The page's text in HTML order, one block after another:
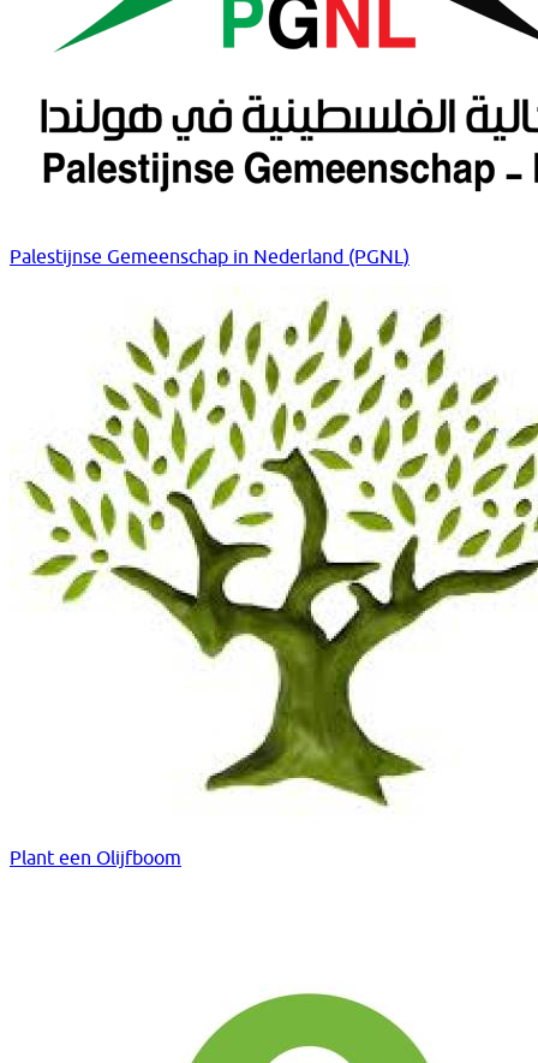
Palestijnse Gemeenschap in Nederland (PGNL)
Plant een Olijfboom